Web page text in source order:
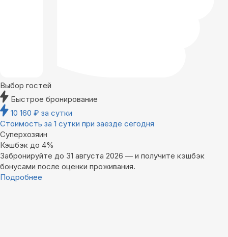
Выбор гостей
Быстрое бронирование
10 160 ₽ за сутки
Стоимость за 1 сутки при заезде сегодня
Суперхозяин
Кэшбэк до 4%
Забронируйте до 31 августа 2026 — и получите кэшбэк
бонусами после оценки проживания.
Подробнее